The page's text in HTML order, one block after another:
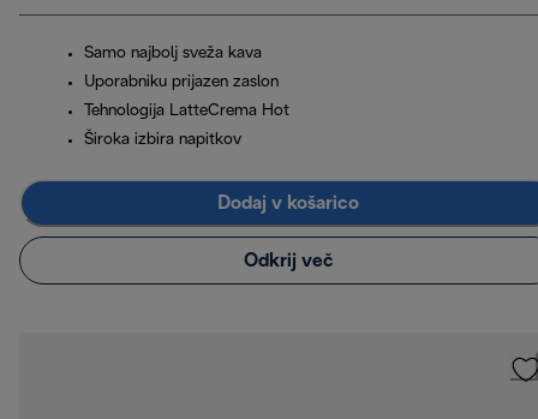
Samo najbolj sveža kava
Uporabniku prijazen zaslon
Tehnologija LatteCrema Hot
Široka izbira napitkov
Dodaj v košarico
Odkrij več